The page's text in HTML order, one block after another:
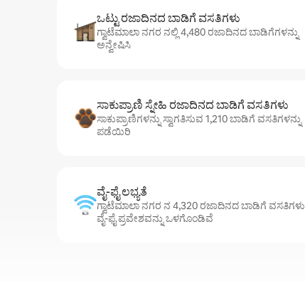
ಒಟ್ಟು ರಜಾದಿನದ ಬಾಡಿಗೆ ವಸತಿಗಳು
ಗ್ವಾಟೆಮಾಲಾ ನಗರ ನಲ್ಲಿ 4,480 ರಜಾದಿನದ ಬಾಡಿಗೆಗಳನ್ನು
ಅನ್ವೇಷಿಸಿ
ಸಾಕುಪ್ರಾಣಿ ಸ್ನೇಹಿ ರಜಾದಿನದ ಬಾಡಿಗೆ ವಸತಿಗಳು
ಸಾಕುಪ್ರಾಣಿಗಳನ್ನು ಸ್ವಾಗತಿಸುವ 1,210 ಬಾಡಿಗೆ ವಸತಿಗಳನ್ನು
ಪಡೆಯಿರಿ
ವೈ-ಫೈ ಲಭ್ಯತೆ
ಗ್ವಾಟೆಮಾಲಾ ನಗರ ನ 4,320 ರಜಾದಿನದ ಬಾಡಿಗೆ ವಸತಿಗಳು
ವೈ-ಫೈ ಪ್ರವೇಶವನ್ನು ಒಳಗೊಂಡಿವೆ